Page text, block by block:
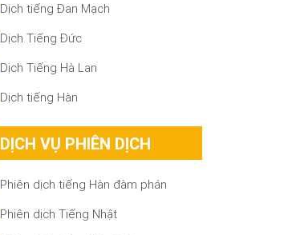
Dịch tiếng Đan Mạch
Dịch Tiếng Đức
Dịch Tiếng Hà Lan
Dịch tiếng Hàn
DỊCH VỤ PHIÊN DỊCH
Phiên dịch tiếng Hàn đàm phán
Phiên dịch Tiếng Nhật